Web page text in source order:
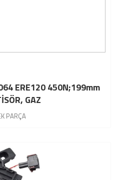
ERE120 450N;199mm
GAZ
PARÇA